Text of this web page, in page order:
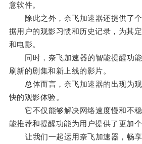
意软件。
除此之外，奈飞加速器还提供了个
据用户的观影习惯和历史记录，为其
和电影。
同时，奈飞加速器的智能提醒功能
刷新的剧集和新上线的影片。
总体而言，奈飞加速器的出现为观
快的观影体验。
它不仅能够解决网络速度慢和不稳
能推荐和提醒功能为用户提供了更加
让我们一起运用奈飞加速器，畅享